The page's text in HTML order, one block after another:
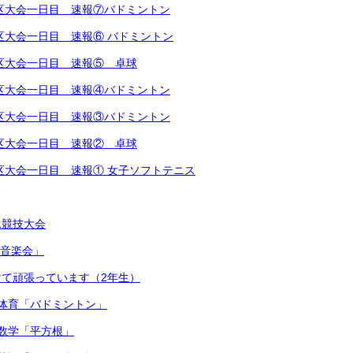
大会一日目 速報⑦バドミントン
大会一日目 速報⑥ バドミントン
大会一日目 速報⑤ 卓球
大会一日目 速報④バドミントン
大会一日目 速報③バドミントン
大会一日目 速報② 卓球
大会一日目 速報① 女子ソフトテニス
技大会
楽会」
頑張っています（2年生）
育「バドミントン」
学「平方根」